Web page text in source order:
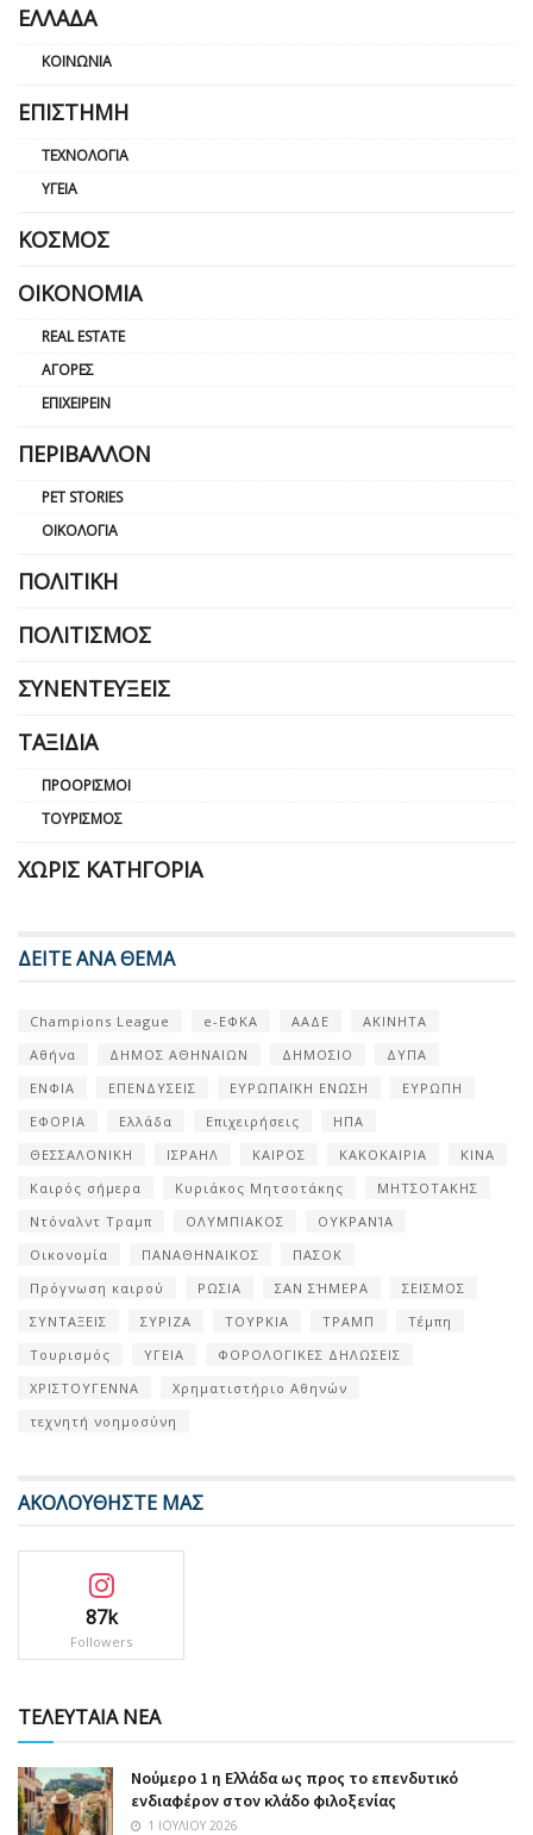
ΕΛΛΆΔΑ
ΚΟΙΝΩΝΊΑ
ΕΠΙΣΤΉΜΗ
ΤΕΧΝΟΛΟΓΊΑ
ΥΓΕΊΑ
ΚΌΣΜΟΣ
ΟΙΚΟΝΟΜΊΑ
REAL ESTATE
ΑΓΟΡΈΣ
ΕΠΙΧΕΙΡΕΊΝ
ΠΕΡΙΒΆΛΛΟΝ
PET STORIES
ΟΙΚΟΛΟΓΊΑ
ΠΟΛΙΤΙΚΉ
ΠΟΛΙΤΙΣΜΌΣ
ΣΥΝΕΝΤΕΎΞΕΙΣ
ΤΑΞΊΔΙΑ
ΠΡΟΟΡΙΣΜΟΊ
ΤΟΥΡΙΣΜΌΣ
ΧΩΡΊΣ ΚΑΤΗΓΟΡΊΑ
ΔΕΙΤΕ ΑΝΑ ΘΕΜΑ
Champions League e-ΕΦΚΑ ΑΑΔΕ
ΑΚΙΝΗΤΑ
Αθήνα
ΔΗΜΟΣ ΑΘΗΝΑΙΩΝ ΔΗΜΟΣΙΟ
ΔΥΠΑ
ΕΝΦΙΑ
ΕΠΕΝΔΥΣΕΙΣ ΕΥΡΩΠΑΪΚΗ ΕΝΩΣΗ
ΕΥΡΩΠΗ
ΕΦΟΡΙΑ
Ελλάδα Επιχειρήσεις
ΗΠΑ
ΘΕΣΣΑΛΟΝΙΚΗ
ΙΣΡΑΗΛ ΚΑΙΡΟΣ ΚΑΚΟΚΑΙΡΙΑ
ΚΙΝΑ
Καιρός σήμερα
Κυριάκος Μητσοτάκης
ΜΗΤΣΟΤΑΚΗΣ
Ντόναλντ Τραμπ
ΟΛΥΜΠΙΑΚΟΣ
ΟΥΚΡΑΝΊΑ
Οικονομία
ΠΑΝΑΘΗΝΑΙΚΟΣ
ΠΑΣΟΚ
Πρόγνωση καιρού
ΡΩΣΙΑ ΣΑΝ ΣΉΜΕΡΑ
ΣΕΙΣΜΟΣ
ΣΥΝΤΑΞΕΙΣ
ΣΥΡΙΖΑ ΤΟΥΡΚΙΑ ΤΡΑΜΠ
Τέμπη
Τουρισμός
ΥΓΕΙΑ
ΦΟΡΟΛΟΓΙΚΕΣ ΔΗΛΩΣΕΙΣ
ΧΡΙΣΤΟΥΓΕΝΝΑ
Χρηματιστήριο Αθηνών
τεχνητή νοημοσύνη
ΑΚΟΛΟΥΘΗΣΤΕ ΜΑΣ
87k
Followers
ΤΕΛΕΥΤΑΙΑ ΝΕΑ
Nούμερο 1 η Ελλάδα ως προς το επενδυτικό
ενδιαφέρον στον κλάδο φιλοξενίας
1 ΙΟΥΛΊΟΥ 2026